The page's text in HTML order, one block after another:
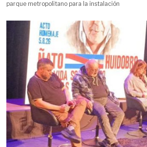
parque metropolitano para la instalación